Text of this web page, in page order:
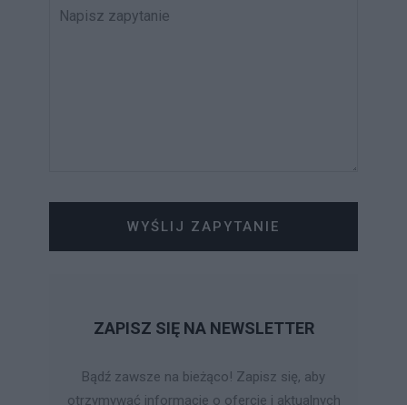
WYŚLIJ ZAPYTANIE
ZAPISZ SIĘ NA NEWSLETTER
Bądź zawsze na bieżąco! Zapisz się, aby
otrzymywać informacje o ofercie i aktualnych